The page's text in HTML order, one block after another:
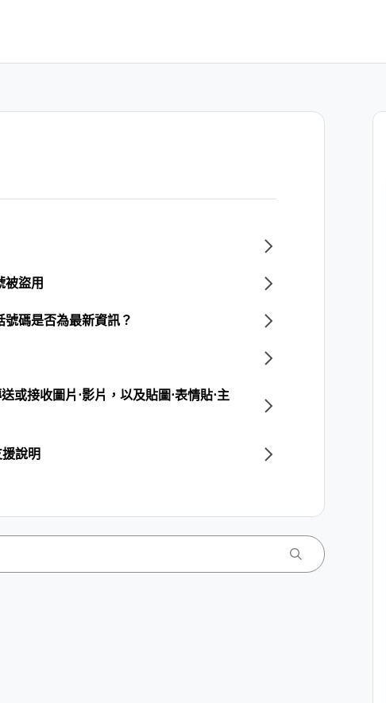
被盜用
號碼是否為最新資訊？
或接收圖片⋅影片，以及貼圖⋅表情貼⋅主
說明